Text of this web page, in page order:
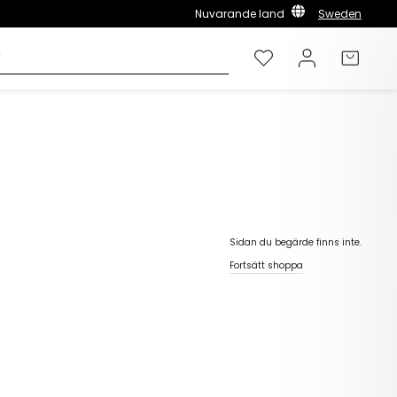
Nuvarande land Sweden
ÖnskelistaLogga in
Sidan du begärde finns inte.
Fortsätt shoppa